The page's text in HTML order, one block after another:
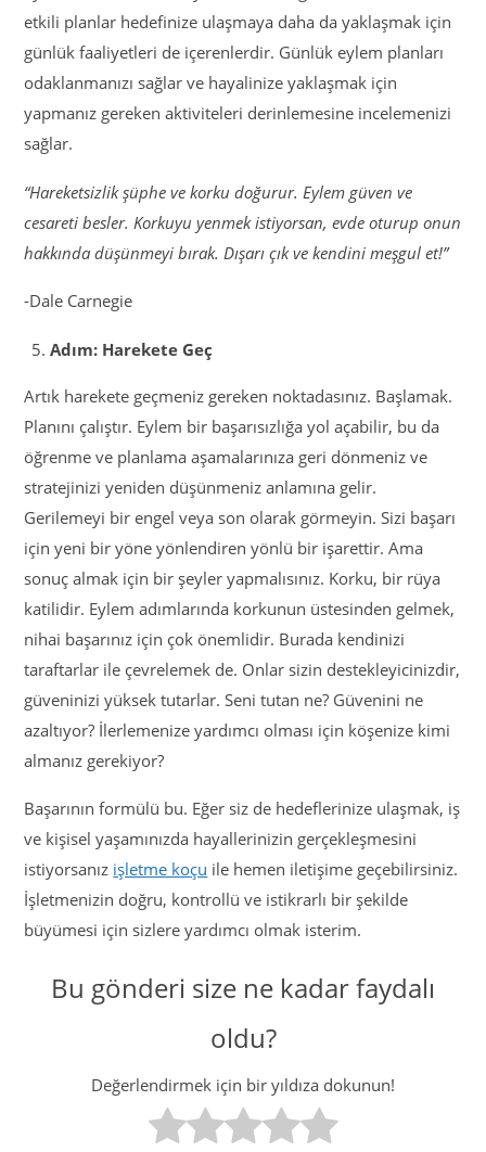
etkili planlar hedefinize ulaşmaya daha da yaklaşmak için
günlük faaliyetleri de içerenlerdir. Günlük eylem planları
odaklanmanızı sağlar ve hayalinize yaklaşmak için
yapmanız gereken aktiviteleri derinlemesine incelemenizi
sağlar.
“Hareketsizlik şüphe ve korku doğurur. Eylem güven ve
cesareti besler. Korkuyu yenmek istiyorsan, evde oturup onun
hakkında düşünmeyi bırak. Dışarı çık ve kendini meşgul et!”
-Dale Carnegie
Adım: Harekete Geç
Artık harekete geçmeniz gereken noktadasınız. Başlamak.
Planını çalıştır. Eylem bir başarısızlığa yol açabilir, bu da
öğrenme ve planlama aşamalarınıza geri dönmeniz ve
stratejinizi yeniden düşünmeniz anlamına gelir.
Gerilemeyi bir engel veya son olarak görmeyin. Sizi başarı
için yeni bir yöne yönlendiren yönlü bir işarettir. Ama
sonuç almak için bir şeyler yapmalısınız. Korku, bir rüya
katilidir. Eylem adımlarında korkunun üstesinden gelmek,
nihai başarınız için çok önemlidir. Burada kendinizi
taraftarlar ile çevrelemek de. Onlar sizin destekleyicinizdir,
güveninizi yüksek tutarlar. Seni tutan ne? Güvenini ne
azaltıyor? İlerlemenize yardımcı olması için köşenize kimi
almanız gerekiyor?
Başarının formülü bu. Eğer siz de hedeflerinize ulaşmak, iş
ve kişisel yaşamınızda hayallerinizin gerçekleşmesini
istiyorsanız işletme koçu ile hemen iletişime geçebilirsiniz.
İşletmenizin doğru, kontrollü ve istikrarlı bir şekilde
büyümesi için sizlere yardımcı olmak isterim.
Bu gönderi size ne kadar faydalı
oldu?
Değerlendirmek için bir yıldıza dokunun!